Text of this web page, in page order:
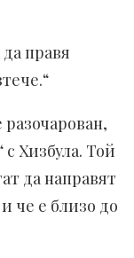
правя
Хизбула. Той
да направят
че е близо до